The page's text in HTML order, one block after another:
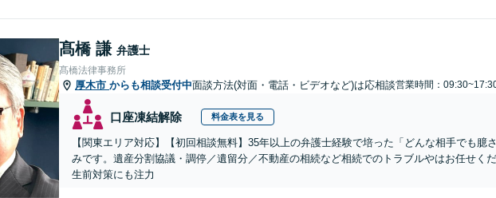
髙橋 謙 弁護士
髙橋法律事務所
厚木市 からも相談受付中面談方法(対面・電話・ビデオなど)は応相談営業時間：
口座凍結解除 料金表を見る
【関東エリア対応】【初回相談無料】35年以上の弁護士経験で培った「どんな相手でも臆
みです。遺産分割協議・調停／遺留分／不動産の相続など相続でのトラブルやはお任せく
生前対策にも注力